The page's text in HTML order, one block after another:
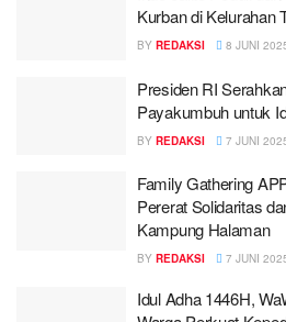
Kurban di Kelurahan
BY REDAKSI 8 JUNI
Presiden RI
Payakumbuh untuk
BY REDAKSI 7 JUNI
Family Gathering
Pererat Solidaritas
Kampung Halaman
BY REDAKSI 7 JUNI
Idul Adha 1446H,